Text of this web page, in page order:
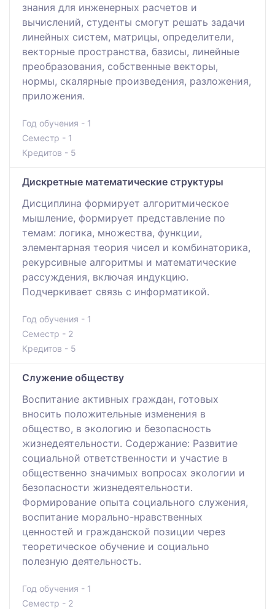
знания для инженерных расчетов и
вычислений, студенты смогут решать задачи
линейных систем, матрицы, определители,
векторные пространства, базисы, линейные
преобразования, собственные векторы,
нормы, скалярные произведения, разложения,
приложения.
Год обучения - 1
Семестр - 1
Кредитов - 5
Дискретные математические структуры
Дисциплина формирует алгоритмическое
мышление, формирует представление по
темам: логика, множества, функции,
элементарная теория чисел и комбинаторика,
рекурсивные алгоритмы и математические
рассуждения, включая индукцию.
Подчеркивает связь с информатикой.
Год обучения - 1
Семестр - 2
Кредитов - 5
Служение обществу
Воспитание активных граждан, готовых
вносить положительные изменения в
общество, в экологию и безопасность
жизнедеятельности. Содержание: Развитие
социальной ответственности и участие в
общественно значимых вопросах экологии и
безопасности жизнедеятельности.
Формирование опыта социального служения,
воспитание морально-нравственных
ценностей и гражданской позиции через
теоретическое обучение и социально
полезную деятельность.
Год обучения - 1
Семестр - 2